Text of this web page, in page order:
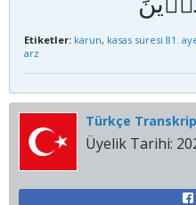
Etiketler: karun, kasas suresi 81.
arz
Türkçe
Üyelik Tarihi: